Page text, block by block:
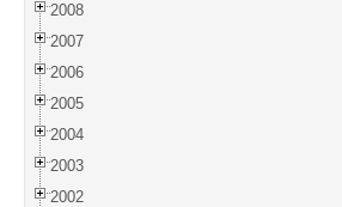
2008
2007
2006
2005
2004
2003
2002